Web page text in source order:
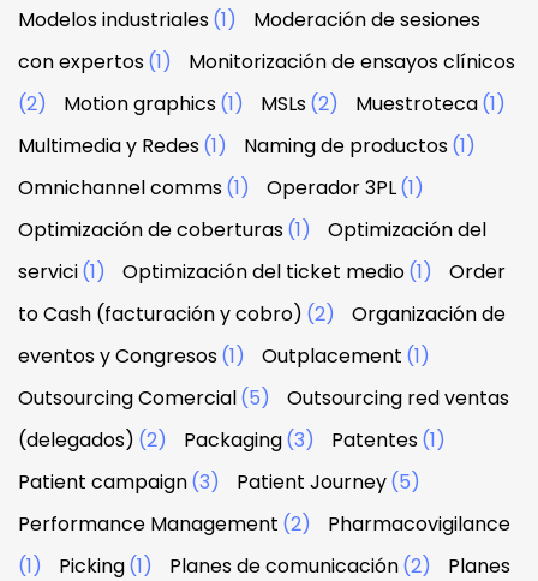
Modelos industriales(1)
Moderación de sesiones
con expertos(1)
Monitorización de ensayos clínicos
(2)
Motion graphics(1) MSLs(2) Muestroteca(1)
Multimedia y Redes(1) Naming de productos(1)
Omnichannel comms(1) Operador 3PL(1)
Optimización de coberturas(1)
Optimización del
servici(1) Optimización del ticket medio(1)
Order
to Cash (facturación y cobro) (2)
Organización de
eventos y Congresos(1) Outplacement (1)
Outsourcing Comercial(5)
Outsourcing red ventas
(delegados) (2) Packaging(3) Patentes(1)
Patient campaign(3) Patient Journey(5)
Performance Management (2)
Pharmacovigilance
(1)
Picking(1) Planes de comunicación(2)
Planes